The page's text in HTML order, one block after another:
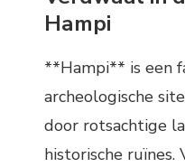
Hampi
**Hampi** is een
archeologische
door rotsachtige
historische ruïnes.